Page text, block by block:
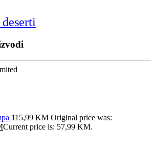
115,99KM Original price was:
Current price is: 57,99 KM.